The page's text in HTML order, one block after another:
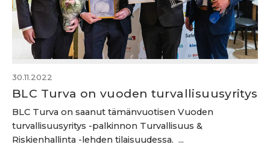
30.11.2022
BLC Turva on vuoden turvallisuusyritys
BLC Turva on saanut tämänvuotisen Vuoden
turvallisuusyritys -palkinnon Turvallisuus &
Riskienhallinta -lehden tilaisuudessa. ...